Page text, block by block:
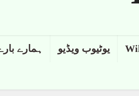
یوٹیوب ویڈیو ہمارے